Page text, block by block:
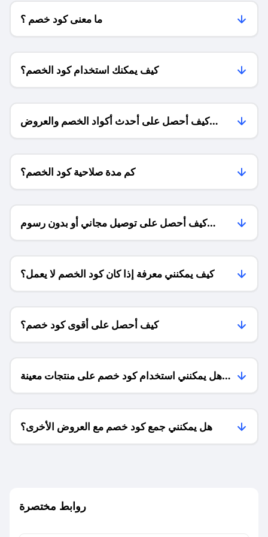
ما معنى كود خصم ؟
كيف يمكنك استخدام كود الخصم؟
كيف أحصل على أحدث أكواد الخصم والعروض
للمتاجر؟
كم مدة صلاحية كود الخصم؟
كيف أحصل على توصيل مجاني أو بدون رسوم
الشحن ؟
كيف يمكنني معرفة إذا كان كود الخصم لا يعمل؟
كيف أحصل على أقوى كود خصم؟
هل يمكنني استخدام كود خصم على منتجات معينة
فقط؟
هل يمكنني جمع كود خصم مع العروض الأخرى؟
روابط مختصرة